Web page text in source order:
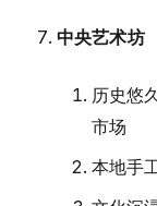
中央艺术坊
历史悠
市场
本地手